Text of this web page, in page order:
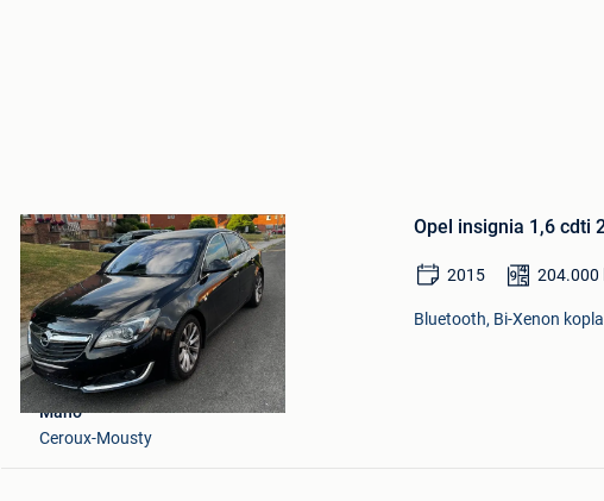
Mijn
Favorieten
Opel insignia 1,6 cdti
2015 204.000
Bluetooth, Bi-Xenon
Maho
Ceroux-Mousty